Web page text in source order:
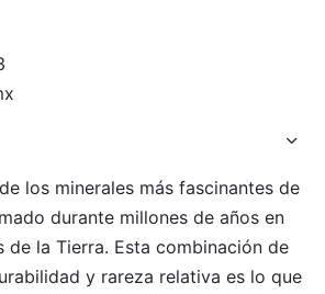
los minerales más fascinantes de
durante millones de años en
de la Tierra. Esta combinación de
y rareza relativa es lo que